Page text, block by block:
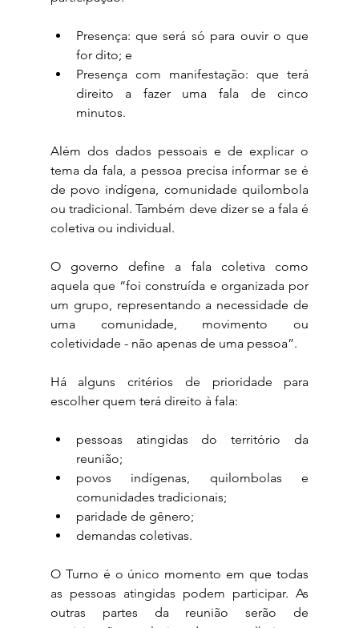
Presença: que será só para ouvir o que
for dito; e
Presença com manifestação: que terá
direito a fazer uma fala de cinco
minutos.
Além dos dados pessoais e de explicar o
tema da fala, a pessoa precisa informar se é
de povo indígena, comunidade quilombola
ou tradicional. Também deve dizer se a fala é
coletiva ou individual.
O governo define a fala coletiva como
aquela que “foi construída e organizada por
um grupo, representando a necessidade de
uma comunidade, movimento ou
coletividade - não apenas de uma pessoa”.
Há alguns critérios de prioridade para
escolher quem terá direito à fala:
pessoas atingidas do território da
reunião;
povos indígenas, quilombolas e
comunidades tradicionais;
paridade de gênero;
demandas coletivas.
O Turno é o único momento em que todas
as pessoas atingidas podem participar. As
outras partes da reunião serão de